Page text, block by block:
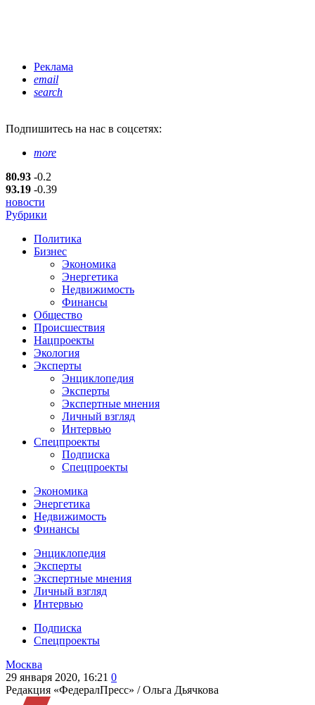
Реклама
email
search
Подпишитесь на нас в соцсетях:
more
80.93 -0.2
93.19 -0.39
новости
Рубрики
Политика
Бизнес
Экономика
Энергетика
Недвижимость
Финансы
Общество
Происшествия
Нацпроекты
Экология
Эксперты
Энциклопедия
Эксперты
Экспертные мнения
Личный взгляд
Интервью
Спецпроекты
Подписка
Спецпроекты
Экономика
Энергетика
Недвижимость
Финансы
Энциклопедия
Эксперты
Экспертные мнения
Личный взгляд
Интервью
Подписка
Спецпроекты
Москва
29 января 2020, 16:21 0
Редакция «ФедералПресс» /Ольга Дьячкова